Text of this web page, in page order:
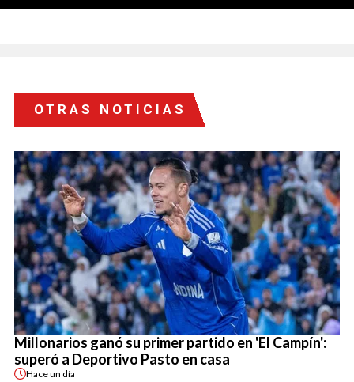
OTRAS NOTICIAS
Millonarios ganó su primer partido en 'El Campín':
superó a Deportivo Pasto en casa
Haceun día